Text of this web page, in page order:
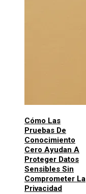
Cómo Las
Pruebas De
Conocimiento
Cero Ayudan A
Proteger Datos
Sensibles Sin
Comprometer La
Privacidad